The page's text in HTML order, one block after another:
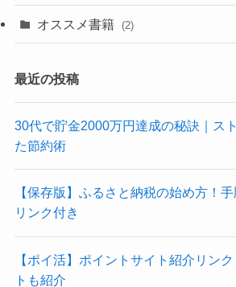
(3)
(2)
オススメ書籍 (2)
最近の投稿
30代で貯金2000万円達成の秘訣｜ス
た節約術
【保存版】ふるさと納税の始め方！
リンク付き
【ポイ活】ポイントサイト紹介リン
トも紹介